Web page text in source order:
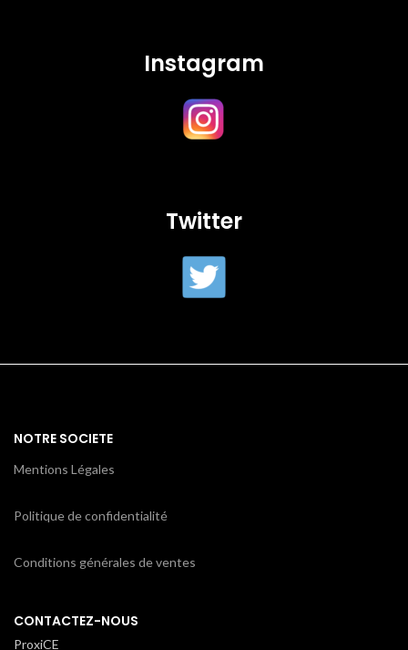
Instagram
Twitter
NOTRE SOCIETE
Mentions Légales
Politique de confidentialité
Conditions générales de ventes
CONTACTEZ-NOUS
ProxiCE